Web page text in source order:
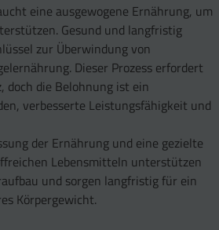
eine ausgewogene Ernährung, um
Gesund und langfristig
zur Überwindung von
Dieser Prozess erfordert
doch die Belohnung ist ein
verbesserte Leistungsfähigkeit und
der Ernährung und eine gezielte
Lebensmitteln unterstützen
und sorgen langfristig für ein
Körpergewicht.